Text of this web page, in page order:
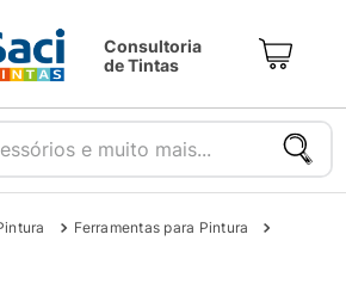
Consultoria
de Tintas
e muito mais...
Ferramentas para Pintura